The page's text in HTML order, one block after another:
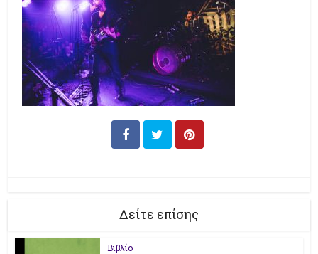
Δείτε επίσης
Βιβλίο